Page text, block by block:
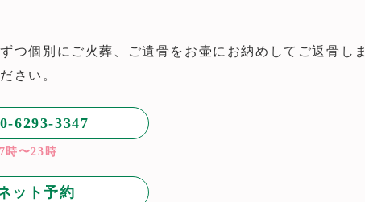
つ個別にご火葬、ご遺骨をお壷にお納めしてご返骨しま
さい。
6293-3347
7時〜23時
ット予約